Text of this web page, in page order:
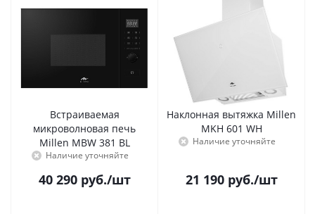
Встраиваемая
микроволновая печь
Millen MBW 381 BL
Наличие уточняйте
40 290руб./шт
Наклонная вытяжка Millen
MKH 601 WH
Наличие уточняйте
21 190руб./шт